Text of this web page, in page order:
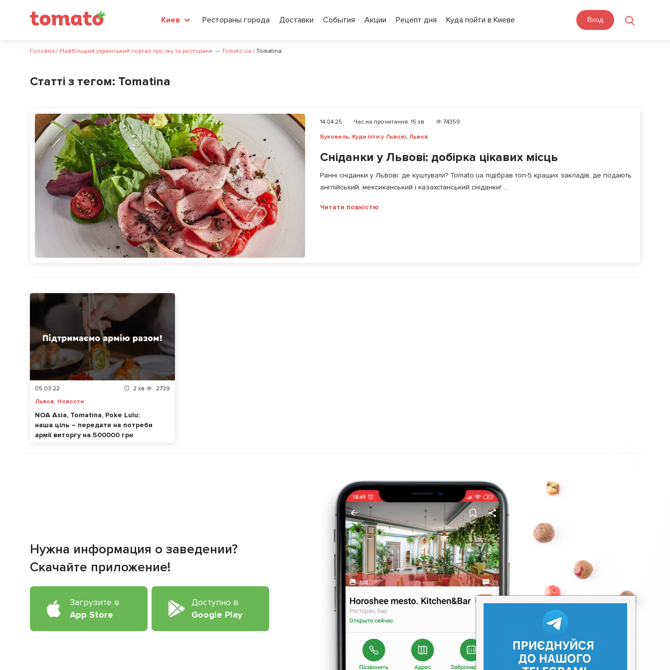
Киев Рестораны города Доставки События Акции Рецепт дня Куда пойти в Киеве Вход
Головна / Найбільший український портал про їжу та ресторани. — Tomato.ua / Tomatina
Статті з тегом: Tomatina
14.04.25 Час на прочитання: 15 хв
74359
Буковель, Куди піти у Львові, Львов
Сніданки у Львові: добірка цікавих місць
Ранні сніданки у Львові: де куштувати? Tomato.ua підібрав топ-5 кращих закладів, де подають
англійський, мексиканський і казахстанський сніданки! ...
Читати повністю
05.03.22 2 хв
2739
Львов, Новости
NOA Asia, Tomatina, Poke Lulu:
наша ціль – передати на потреби
армії виторгу на 500000 грн
Нужна информация о заведении?
Скачайте приложение!
Загрузите в
App Store
Доступно в
Google Play